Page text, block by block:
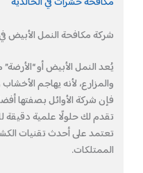
شركة مكافحة النمل الأبيض في
يُعد النمل الأبيض أو
والمزارع، لأنه يهاجم
فإن شركة الأوائل بصفتها
تقدم لك حلولًا علمية دقيقة
تعتمد على أحدث تقنيات
الممتلكات.